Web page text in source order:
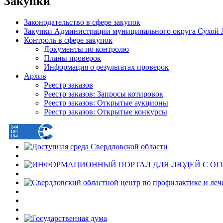
Законодательство в сфере закупок
Закупки Администрации муниципального округа Сухой
Контроль в сфере закупок
Документы по контролю
Планы проверок
Информация о результатах проверок
Архив
Реестр заказов
Реестр заказов: Запросы котировок
Реестр заказов: Открытые аукционы
Реестр заказов: Открытые конкурсы